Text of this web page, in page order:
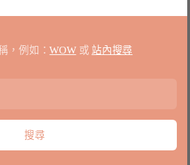
，例如：WOW或 站內搜尋